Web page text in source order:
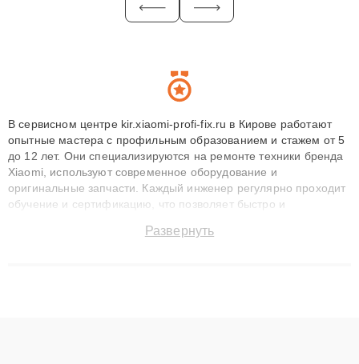
В сервисном центре kir.xiaomi-profi-fix.ru в Кирове работают
опытные мастера с профильным образованием и стажем от 5
до 12 лет. Они специализируются на ремонте техники бренда
Xiaomi, используют современное оборудование и
оригинальные запчасти. Каждый инженер регулярно проходит
обучение и сертификацию, что позволяет быстро и
сохранением гарантии до 3 лет. Наши мастера решают
Развернуть